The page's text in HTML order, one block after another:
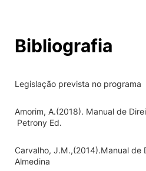
Bibliografia
Legislação prevista no programa
Amorim, A.(2018). Manual de
Petrony Ed.
Carvalho, J.M.,(2014).Manual de
Almedina